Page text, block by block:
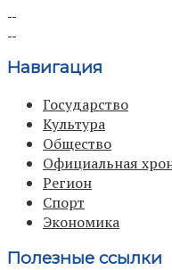
Навигация
Государство
Культура
Общество
Официальная
Регион
Спорт
Экономика
Полезные ссылки